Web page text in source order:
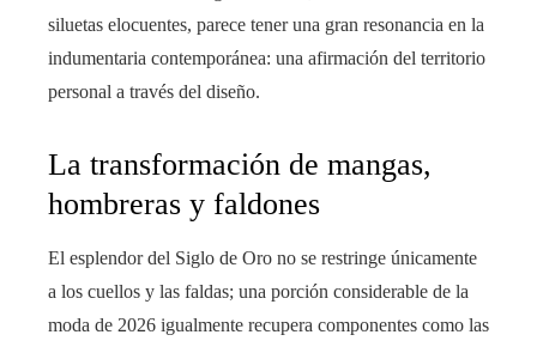
siluetas elocuentes, parece tener una gran resonancia en la
indumentaria contemporánea: una afirmación del territorio
personal a través del diseño.
La transformación de mangas,
hombreras y faldones
El esplendor del Siglo de Oro no se restringe únicamente
a los cuellos y las faldas; una porción considerable de la
moda de 2026 igualmente recupera componentes como las